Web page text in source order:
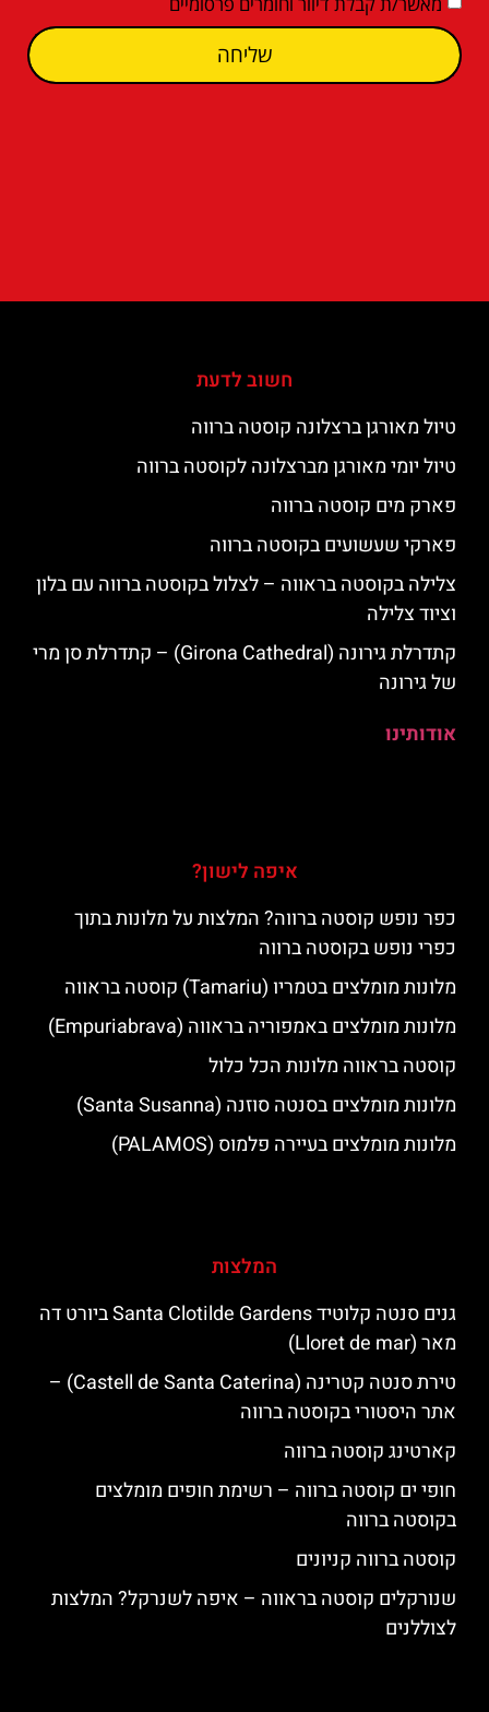
שליחה
חשוב לדעת
טיול מאורגן ברצלונה קוסטה ברווה
טיול יומי מאורגן מברצלונה לקוסטה ברווה
פארק מים קוסטה ברווה
פארקי שעשועים בקוסטה ברווה
צלילה בקוסטה בראווה – לצלול בקוסטה ברווה עם בלון
וציוד צלילה
קתדרלת גירונה (Girona Cathedral) – קתדרלת סן מרי
של גירונה
אודותינו
איפה לישון?
כפר נופש קוסטה ברווה? המלצות על מלונות בתוך
כפרי נופש בקוסטה ברווה
מלונות מומלצים בטמריו (Tamariu) קוסטה בראווה
מלונות מומלצים באמפוריה בראווה (Empuriabrava)
קוסטה בראווה מלונות הכל כלול
מלונות מומלצים בסנטה סוזנה (Santa Susanna)
מלונות מומלצים בעיירה פלמוס (PALAMOS)
המלצות
גנים סנטה קלוטיד Santa Clotilde Gardens ביורט דה
מאר (Lloret de mar)
טירת סנטה קטרינה (Castell de Santa Caterina) –
אתר היסטורי בקוסטה ברווה
קארטינג קוסטה ברווה
חופי ים קוסטה ברווה – רשימת חופים מומלצים
בקוסטה ברווה
קוסטה ברווה קניונים
שנורקלים קוסטה בראווה – איפה לשנרקל? המלצות
לצוללנים